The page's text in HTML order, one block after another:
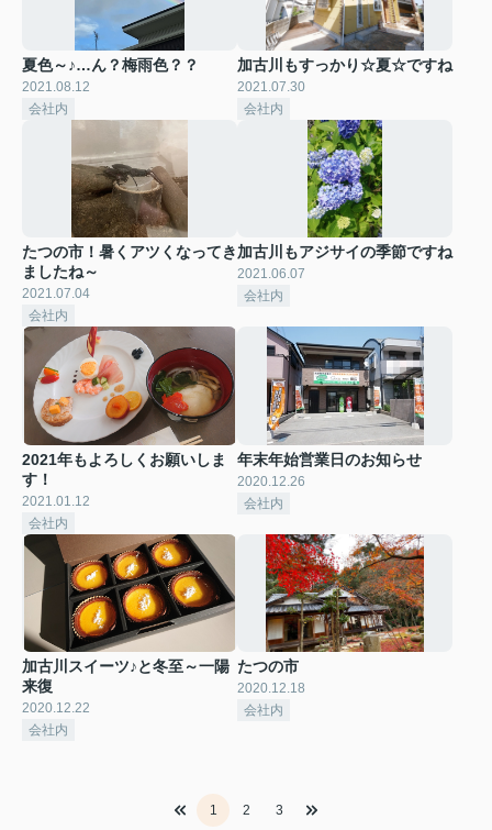
夏色～♪…ん？梅雨色？？
2021.08.12
会社内
加古川もすっかり☆夏☆ですね
2021.07.30
会社内
たつの市！暑くアツくなってき
ましたね～
2021.07.04
会社内
加古川もアジサイの季節ですね
2021.06.07
会社内
2021年もよろしくお願いしま
す！
2021.01.12
会社内
年末年始営業日のお知らせ
2020.12.26
会社内
加古川スイーツ♪と冬至～一陽
来復
2020.12.22
会社内
たつの市
2020.12.18
会社内
1 2 3